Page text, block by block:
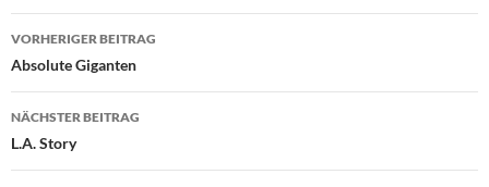
Beitragsnavigation
VORHERIGER BEITRAG
Absolute Giganten
NÄCHSTER BEITRAG
L.A. Story